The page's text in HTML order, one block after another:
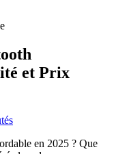
et Prix
en 2025 ? Que